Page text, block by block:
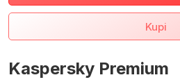
Kupi
Kaspersky Premium